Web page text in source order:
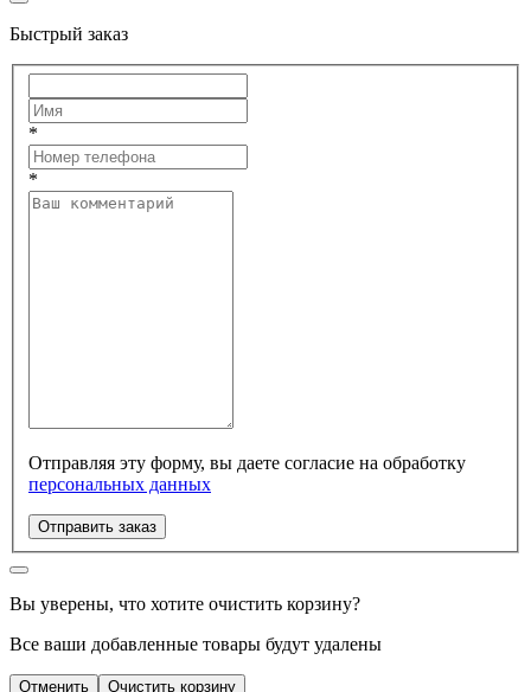
Быстрый заказ
*
*
Отправляя эту форму, вы даете согласие на обработку
персональных данных
Отправить заказ
Вы уверены, что хотите очистить корзину?
Все ваши добавленные товары будут удалены
Отменить Очистить корзину